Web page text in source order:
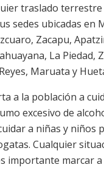
traslado terrestre
sedes ubicadas en
Zacapu,
La Piedad,
Maruata y
a la población a
excesivo de
a niñas y niños
Cualquier
importante marcar a